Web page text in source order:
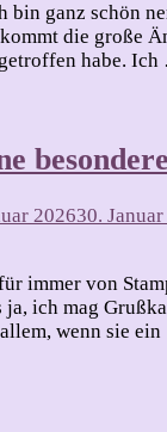
bin ganz schön
die große
habe.
202630.
immer von
ich mag
wenn sie